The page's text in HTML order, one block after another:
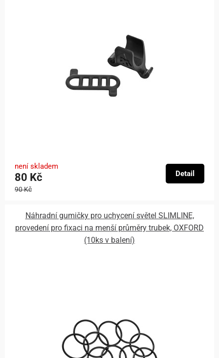
není skladem
80 Kč
90 Kč
Detail
Náhradní gumičky pro uchycení světel SLIMLINE,
provedení pro fixaci na menší průměry trubek, OXFORD
(10ks v balení)